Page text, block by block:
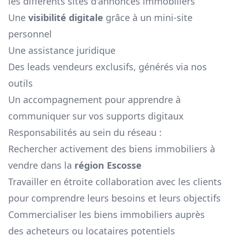
Une visibilité digitale grâce à un mini-site
personnel
Une assistance juridique
Des leads vendeurs exclusifs, générés via nos
outils
Un accompagnement pour apprendre à
communiquer sur vos supports digitaux
Responsabilités au sein du réseau :
Rechercher activement des biens immobiliers à
vendre dans la région Escosse
Travailler en étroite collaboration avec les clients
pour comprendre leurs besoins et leurs objectifs
Commercialiser les biens immobiliers auprès
des acheteurs ou locataires potentiels